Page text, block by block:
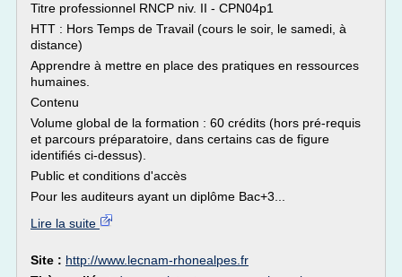
Titre professionnel RNCP niv. II - CPN04p1
HTT : Hors Temps de Travail (cours le soir, le samedi, à
distance)
Apprendre à mettre en place des pratiques en ressources
humaines.
Contenu
Volume global de la formation : 60 crédits (hors pré-requis
et parcours préparatoire, dans certains cas de figure
identifiés ci-dessus).
Public et conditions d'accès
Pour les auditeurs ayant un diplôme Bac+3...
Lire la suite
Site : http://www.lecnam-rhonealpes.fr